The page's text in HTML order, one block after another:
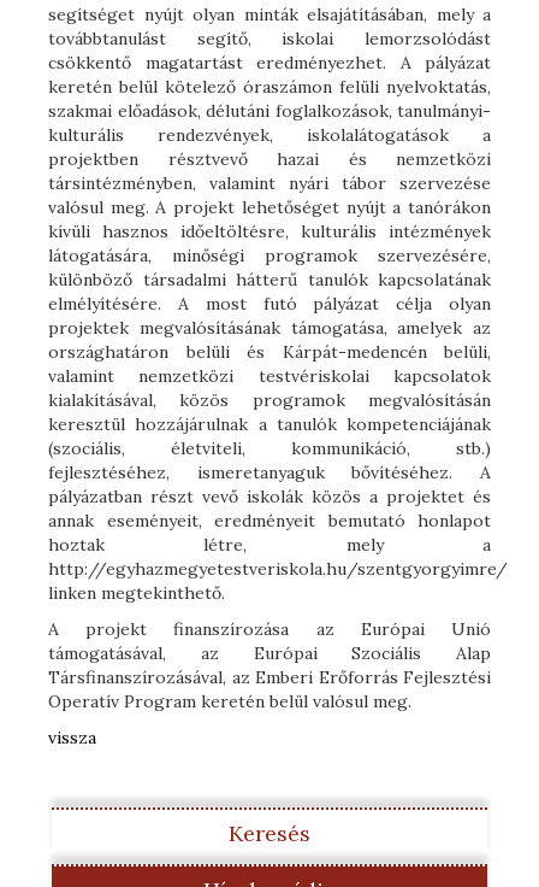
segítséget nyújt olyan minták elsajátításában, mely a
továbbtanulást segítő, iskolai lemorzsolódást
csökkentő magatartást eredményezhet. A pályázat
keretén belül kötelező óraszámon felüli nyelvoktatás,
szakmai előadások, délutáni foglalkozások, tanulmányi-
kulturális rendezvények, iskolalátogatások a
projektben résztvevő hazai és nemzetközi
társintézményben, valamint nyári tábor szervezése
valósul meg. A projekt lehetőséget nyújt a tanórákon
kívüli hasznos időeltöltésre, kulturális intézmények
látogatására, minőségi programok szervezésére,
különböző társadalmi hátterű tanulók kapcsolatának
elmélyítésére. A most futó pályázat célja olyan
projektek megvalósításának támogatása, amelyek az
országhatáron belüli és Kárpát-medencén belüli,
valamint nemzetközi testvériskolai kapcsolatok
kialakításával, közös programok megvalósításán
keresztül hozzájárulnak a tanulók kompetenciájának
(szociális, életviteli, kommunikáció, stb.)
fejlesztéséhez, ismeretanyaguk bővítéséhez. A
pályázatban részt vevő iskolák közös a projektet és
annak eseményeit, eredményeit bemutató honlapot
hoztak létre, mely a
http://egyhazmegyetestveriskola.hu/szentgyorgyimre/
linken megtekinthető.
A projekt finanszírozása az Európai Unió
támogatásával, az Európai Szociális Alap
Társfinanszírozásával, az Emberi Erőforrás Fejlesztési
Operatív Program keretén belül valósul meg.
vissza
Keresés